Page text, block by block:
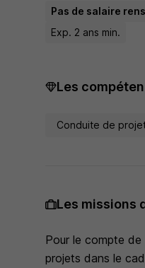
Pas de salaire
Exp. 2 ans min.
Les
Conduite de
Les missions
Pour le compte
projets dans le